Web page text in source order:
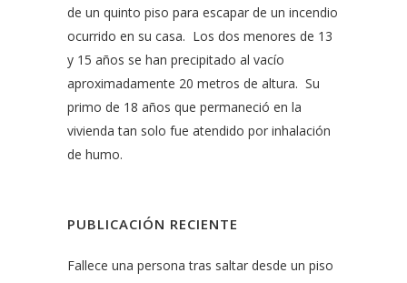
de un quinto piso para escapar de un incendio
ocurrido en su casa. Los dos menores de 13
y 15 años se han precipitado al vacío
aproximadamente 20 metros de altura. Su
primo de 18 años que permaneció en la
vivienda tan solo fue atendido por inhalación
de humo.
PUBLICACIÓN RECIENTE
Fallece una persona tras saltar desde un piso